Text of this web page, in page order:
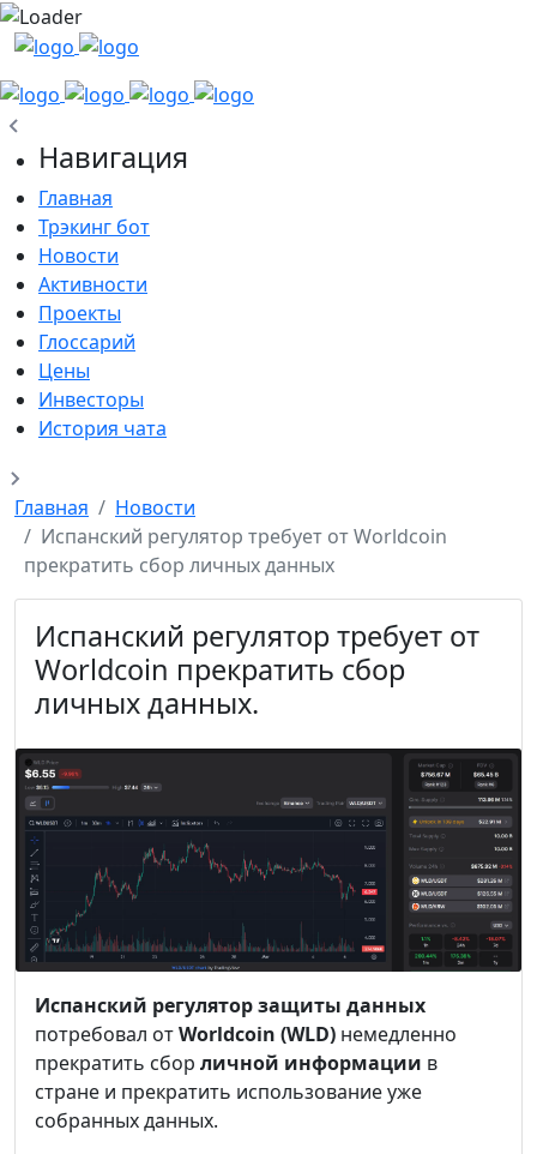
Навигация
Главная
Трэкинг бот
Новости
Активности
Проекты
Глоссарий
Цены
Инвесторы
История чата
Главная
Новости
Испанский регулятор требует от Worldcoin
прекратить сбор личных данных
Испанский регулятор требует от
Worldcoin прекратить сбор
личных данных.
Испанский регулятор защиты данных
потребовал отWorldcoin (WLD) немедленно
прекратить сбор личной информации в
стране и прекратить использование уже
собранных данных.